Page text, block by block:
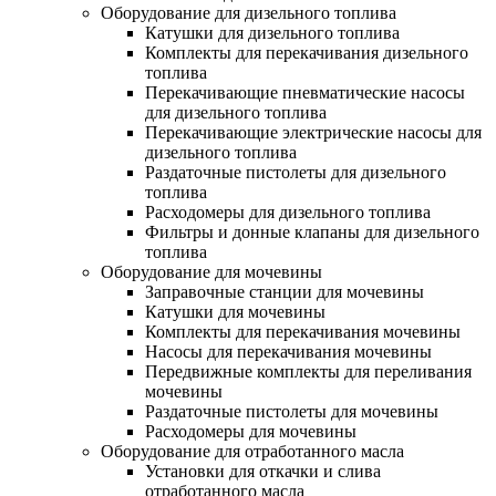
Оборудование для дизельного топлива
Катушки для дизельного топлива
Комплекты для перекачивания дизельного
топлива
Перекачивающие пневматические насосы
для дизельного топлива
Перекачивающие электрические насосы для
дизельного топлива
Раздаточные пистолеты для дизельного
топлива
Расходомеры для дизельного топлива
Фильтры и донные клапаны для дизельного
топлива
Оборудование для мочевины
Заправочные станции для мочевины
Катушки для мочевины
Комплекты для перекачивания мочевины
Насосы для перекачивания мочевины
Передвижные комплекты для переливания
мочевины
Раздаточные пистолеты для мочевины
Расходомеры для мочевины
Оборудование для отработанного масла
Установки для откачки и слива
отработанного масла